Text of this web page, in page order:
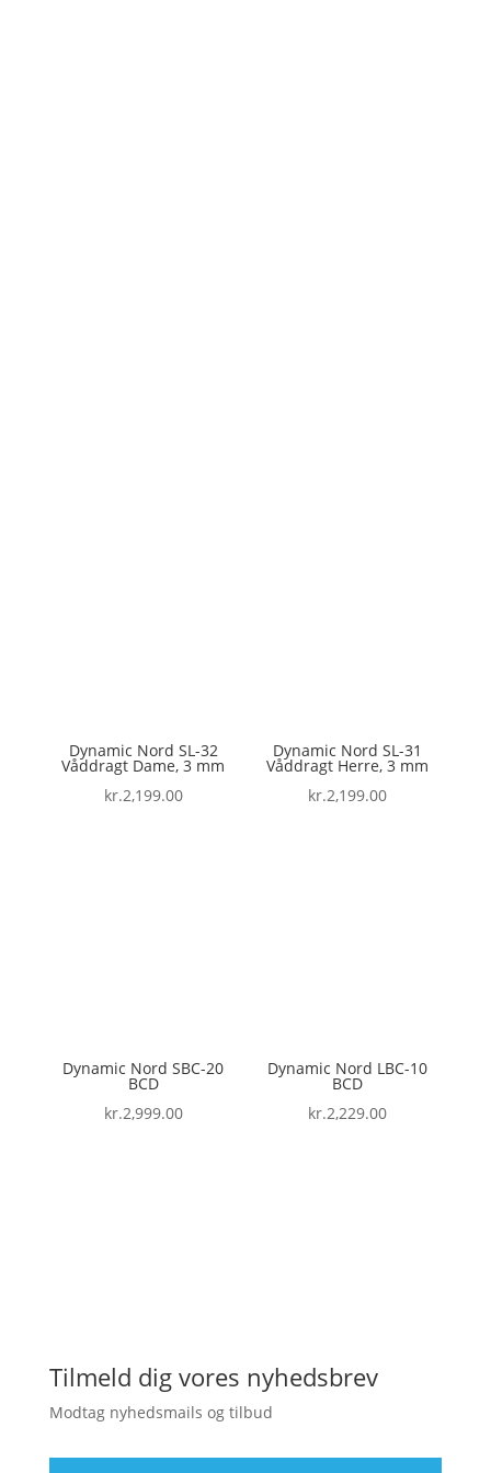
Dynamic Nord SL-32
Våddragt Dame, 3 mm
kr.2,199.00
Dynamic Nord SL-31
Våddragt Herre, 3 mm
kr.2,199.00
Dynamic Nord SBC-20
BCD
kr.2,999.00
Dynamic Nord LBC-10
BCD
kr.2,229.00
Tilmeld dig vores nyhedsbrev
Modtag nyhedsmails og tilbud